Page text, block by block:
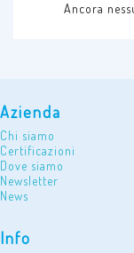
Ancora
Azienda
Chi siamo
Certificazioni
Dove siamo
Newsletter
News
Info